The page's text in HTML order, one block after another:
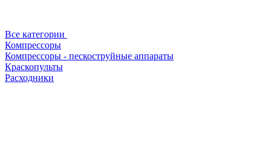
Все категории
Компрессоры
Компрессоры - пескоструйные аппараты
Краскопульты
Расходники